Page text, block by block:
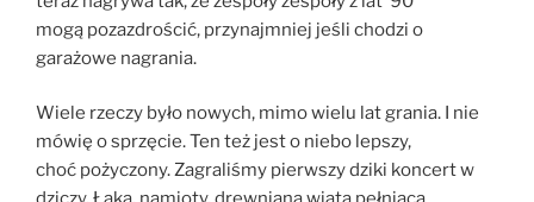
mogą pozazdrościć, przynajmniej jeśli chodzi o
garażowe nagrania.
Wiele rzeczy było nowych, mimo wielu lat grania. I nie
mówię o sprzęcie. Ten też jest o niebo lepszy,
choć pożyczony. Zagraliśmy pierwszy dziki koncert w